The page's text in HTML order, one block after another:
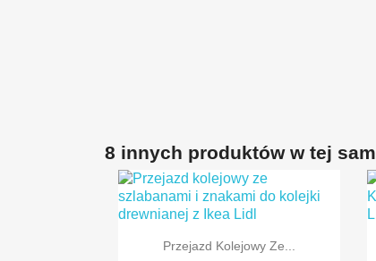
8 innych produktów w tej
 Szybki podgląd
Przejazd Kolejowy Ze...